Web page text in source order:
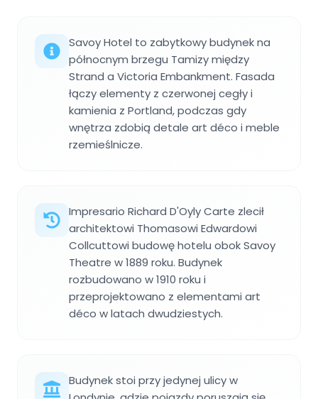
Savoy Hotel to zabytkowy budynek na
północnym brzegu Tamizy między
Strand a Victoria Embankment. Fasada
łączy elementy z czerwonej cegły i
kamienia z Portland, podczas gdy
wnętrza zdobią detale art déco i meble
rzemieślnicze.
Impresario Richard D'Oyly Carte zlecił
architektowi Thomasowi Edwardowi
Collcuttowi budowę hotelu obok Savoy
Theatre w 1889 roku. Budynek
rozbudowano w 1910 roku i
przeprojektowano z elementami art
déco w latach dwudziestych.
Budynek stoi przy jedynej ulicy w